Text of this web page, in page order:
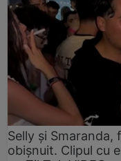
Selly și
obișnuit. Clipul cu